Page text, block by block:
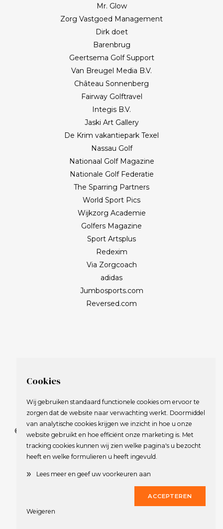
Mr. Glow
Zorg Vastgoed Management
Dirk doet
Barenbrug
Geertsema Golf Support
Van Breugel Media B.V.
Château Sonnenberg
Fairway Golftravel
Integis B.V.
Jaski Art Gallery
De Krim vakantiepark Texel
Nassau Golf
Nationaal Golf Magazine
Nationale Golf Federatie
The Sparring Partners
World Sport Pics
Wijkzorg Academie
Golfers Magazine
Sport Artsplus
Redexim
Via Zorgcoach
adidas
Jumbosports.com
Reversed.com
© 2009-2023 Nederlandse Vereniging van Golfspelende
Journalisten.
Alle rechten voorbehouden.
Privacy Statement
Deze website werd gerealiseerd doorDirk
Cookies
Wij gebruiken standaard functionele cookies om ervoor te
zorgen dat de website naar verwachting werkt. Doormiddel
van analytische cookies krijgen we inzicht in hoe u onze
website gebruikt en hoe efficiënt onze marketing is. Met
tracking cookies kunnen wij zien welke pagina's u bezocht
heeft en welke formulieren u heeft ingevuld.
» Lees meer en geef uw voorkeuren aan
ACCEPTEREN
Weigeren